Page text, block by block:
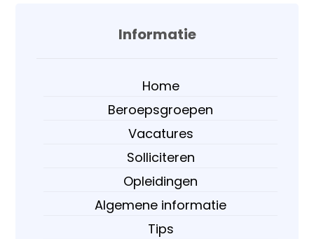
Informatie
Home
Beroepsgroepen
Vacatures
Solliciteren
Opleidingen
Algemene informatie
Tips